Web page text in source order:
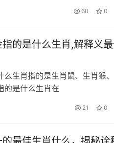
60 0
的是什么生肖,解释义
生肖指的是生肖鼠、生肖猴
的是什么生肖在
21 0